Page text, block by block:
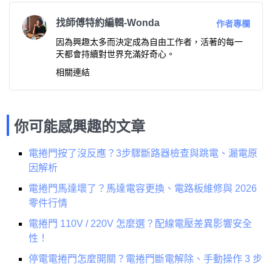
找師傅特約編輯-Wonda
作者專欄
因為興趣太多而決定成為自由工作者，活著的每一
天都會持續對世界充滿好奇心。
相關連結
你可能感興趣的文章
電捲門按了沒反應？3步驟斷路器檢查與跳電、漏電原
因解析
電捲門馬達壞了？馬達電容更換、電路板維修與 2026
零件行情
電捲門 110V / 220V 怎麼選？配線電壓差異影響安全
性！
停電電捲門怎麼開關？電捲門斷電解除、手動操作 3 步